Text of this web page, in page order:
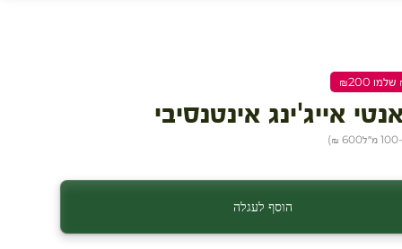
אייג'ינג אינטנסיבי
600 ₪
)
הוסף לעגלה